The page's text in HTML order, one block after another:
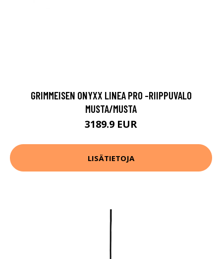
GRIMMEISEN ONYXX LINEA PRO -RIIPPUVALO
MUSTA/MUSTA
3189.9 EUR
LISÄTIETOJA